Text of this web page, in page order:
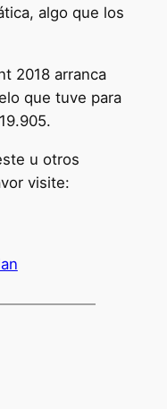
algo que los
2018 arranca
que tuve para
u otros
visite: